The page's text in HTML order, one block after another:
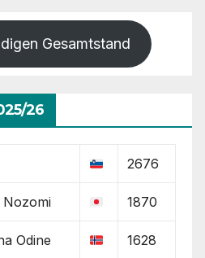
Gesamtstand
26
2676
Nozomi 1870
Odine 1628